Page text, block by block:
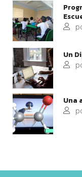
Un
Una